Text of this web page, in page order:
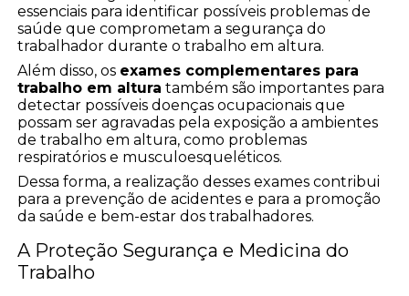
essenciais para identificar possíveis problemas de
saúde que comprometam a segurança do
trabalhador durante o trabalho em altura.
Além disso, os exames complementares para
trabalho em altura também são importantes para
detectar possíveis doenças ocupacionais que
possam ser agravadas pela exposição a ambientes
de trabalho em altura, como problemas
respiratórios e musculoesqueléticos.
Dessa forma, a realização desses exames contribui
para a prevenção de acidentes e para a promoção
da saúde e bem-estar dos trabalhadores.
A Proteção Segurança e Medicina do
Trabalho